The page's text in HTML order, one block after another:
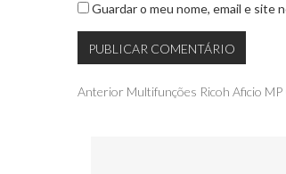
Guardar o meu nome, email e site
Navegação
Publicação
Anterior Multifunções Ricoh Aficio